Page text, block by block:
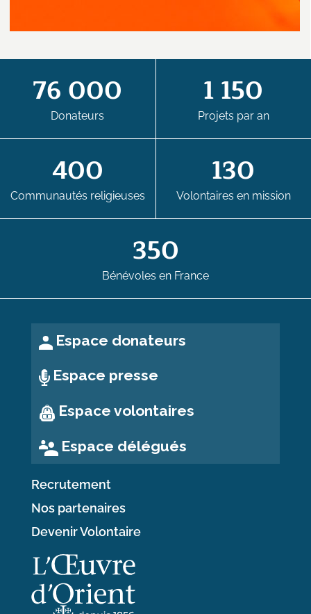
76 000
Donateurs
1 150
Projets par an
400
Communautés religieuses
130
Volontaires en mission
350
Bénévoles en France
Espace donateurs
Espace presse
Espace volontaires
Espace délégués
Recrutement
Nos partenaires
Devenir Volontaire